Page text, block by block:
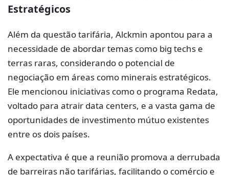
Estratégicos
Além da questão tarifária, Alckmin apontou para a
necessidade de abordar temas como big techs e
terras raras, considerando o potencial de
negociação em áreas como minerais estratégicos.
Ele mencionou iniciativas como o programa Redata,
voltado para atrair data centers, e a vasta gama de
oportunidades de investimento mútuo existentes
entre os dois países.
A expectativa é que a reunião promova a derrubada
de barreiras não tarifárias, facilitando o comércio e